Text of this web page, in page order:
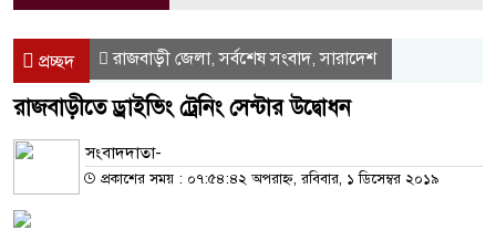
প্রচ্ছদ রাজবাড়ী জেলা,সর্বশেষ সংবাদ,সারাদেশ
রাজবাড়ীতে ড্রাইভিং ট্রেনিং সেন্টার উদ্বোধন
সংবাদদাতা-
প্রকাশের সময় : ০৭:৫৪:৪২ অপরাহ্ন, রবিবার, ১ ডিসেম্বর ২০১৯